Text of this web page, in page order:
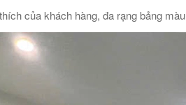
của khách hàng, đa rạng bảng màu